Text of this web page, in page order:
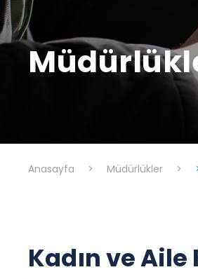
Anasayfa > Müdürlükler >
Kadın ve